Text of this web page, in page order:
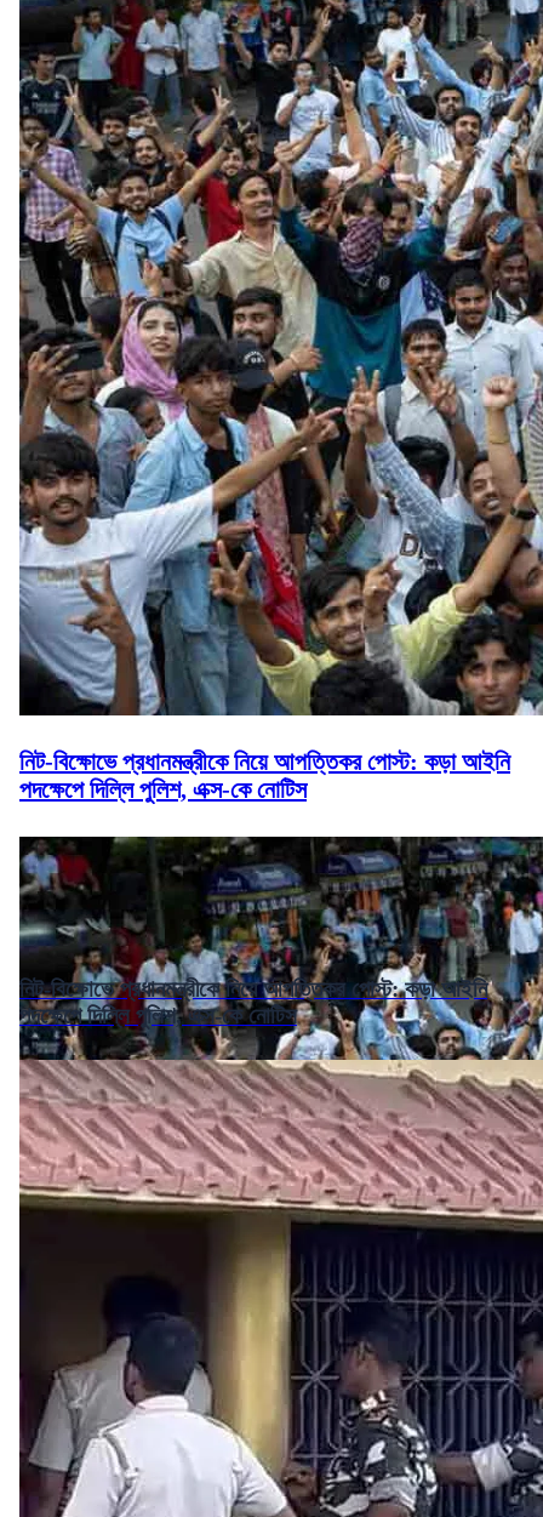
নিট-বিক্ষোভে প্রধানমন্ত্রীকে নিয়ে আপত্তিকর পোস্ট: কড়া আইনি
পদক্ষেপে দিল্লি পুলিশ, এক্স-কে নোটিস
নিট-বিক্ষোভে প্রধানমন্ত্রীকে নিয়ে আপত্তিকর পোস্ট: কড়া আইনি
পদক্ষেপে দিল্লি পুলিশ, এক্স-কে নোটিস